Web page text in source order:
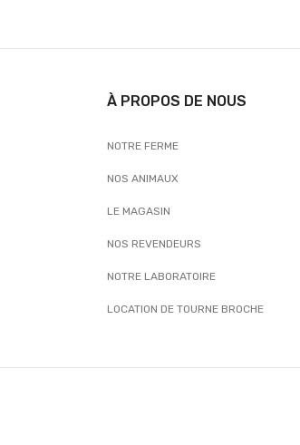
À PROPOS DE NOUS
NOTRE FERME
NOS ANIMAUX
LE MAGASIN
NOS REVENDEURS
NOTRE LABORATOIRE
LOCATION DE TOURNE BROCHE